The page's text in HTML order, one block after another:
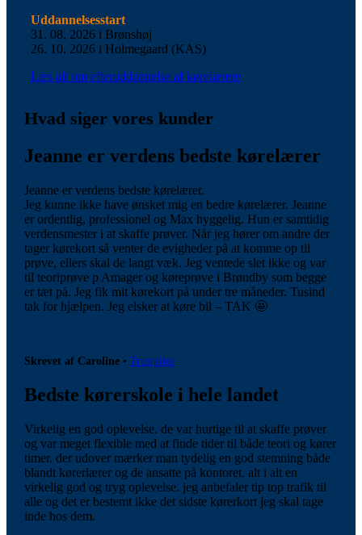
Uddannelsesstart
31. 08. 2026 i Brønshøj
26. 10. 2026 i Holmegaard (KAS)
Læs alt om efteruddannelse af kørelærere
Hvad siger vores kunder
Jeanne er verdens bedste kørelærer
Jeanne er verdens bedste kørelærer.
Jeg kunne ikke have ønsket mig en bedre kørelærer. Jeanne
er ordentlig, professionel og Max hyggelig. Hun er samtidig
verdensmester i at skaffe prøver. Når jeg hører om andre der
tager kørekort så venter de evigheder på at komme op til
prøve, ellers skal de langt væk. Jeg ventede slet ikke og var
til teoriprøve p Amager og køreprøve i Brøndby som begge
er tæt på. Jeg fik mit kørekort på under tre måneder. Tusind
tak for hjælpen. Jeg elsker at køre bil – TAK 🤩
Skrevet af Caroline • Trustpilot
Bedste kørerskole i hele landet
Virkelig en god oplevelse. de var hurtige til at skaffe prøver
og var meget flexible med at finde tider til både teori og kører
timer. der udover mærker man tydelig en god stemning både
blandt kørerlærer og de ansatte på kontoret. alt i alt en
virkelig god og tryg oplevelse. jeg anbefaler tip top trafik til
alle og det er bestemt ikke det sidste kørerkort jeg skal tage
inde hos dem.